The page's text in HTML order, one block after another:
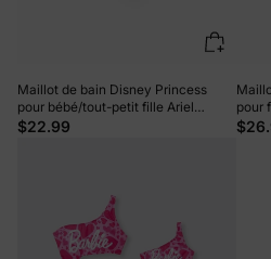
Maillot de bain Disney Princess
pour bébé/tout-petit fille Ariel
UPF50+ à bretelles nouées et
$22.99
pour